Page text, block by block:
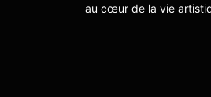
au cœur de la vie